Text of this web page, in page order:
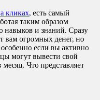
кликах, есть самый
таким образом
навыков и знаний. Сразу
вам огромных денег, но
если вы активно
могут вывести свой
месяц. Что представляет